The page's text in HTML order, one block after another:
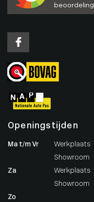
Openingstijden
Ma t/m Vr
Werkplaats
Showroom
Za
Werkplaats
Showroom
Zo